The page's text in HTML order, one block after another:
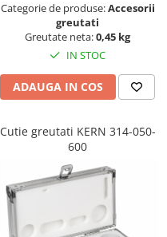
Categorie de produse:Accesorii
greutati
Greutate neta:0,45 kg
IN STOC
ADAUGA IN COS
Cutie greutati KERN 314-050-
600